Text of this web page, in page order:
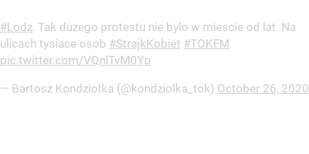
#Lodz. Tak duzego protestu nie bylo w miescie od lat. Na
ulicach tysiace osob #StrajkKobiet #TOKFM
pic.twitter.com/VQnlTvM0Yp
— Bartosz Kondziołka (@kondziolka_tok) October 26, 2020